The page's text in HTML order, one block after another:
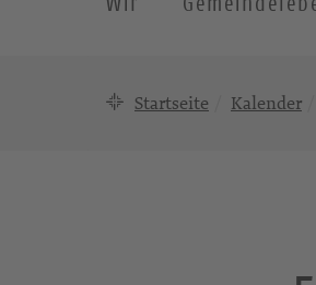
Startseite Kalender